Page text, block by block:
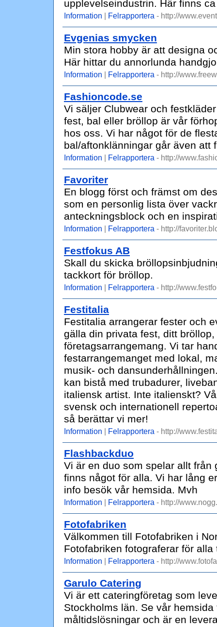
upplevelseindustrin. Här finns
Information | Felrapportera - http://
Evgenias smycken
Min stora hobby är att designa
Här hittar du annorlunda
Information | Felrapportera - http://
Fashioncode.se
Vi säljer Clubwear och
fest, bal eller bröllop är vår
hos oss. Vi har något för de
bal/aftonklänningar går även att
Information | Felrapportera - http://
Favoriter
En blogg först och främst om
som en personlig lista över
anteckningsblock och en
Information | Felrapportera - http://
Festfokus AB
Skall du skicka
tackkort för bröllop.
Information | Felrapportera - http://
Festitalia
Festitalia arrangerar fester och
gälla din privata fest, ditt
företagsarrangemang. Vi tar
festarrangemanget med lokal,
musik- och
kan bistå med trubadurer,
italiensk artist. Inte italienskt?
svensk och internationell
så berättar vi mer!
Information | Felrapportera - http://
Flashbackduo
Vi är en duo som spelar allt
finns något för alla. Vi har lång
info besök vår hemsida. Mvh
Information | Felrapportera - http://
Fotofabriken
Välkommen till Fotofabriken i
Fotofabriken fotograferar för
Information | Felrapportera - http://
Garulo Catering
Vi är ett cateringföretag som
Stockholms län. Se vår
måltidslösningar och är en